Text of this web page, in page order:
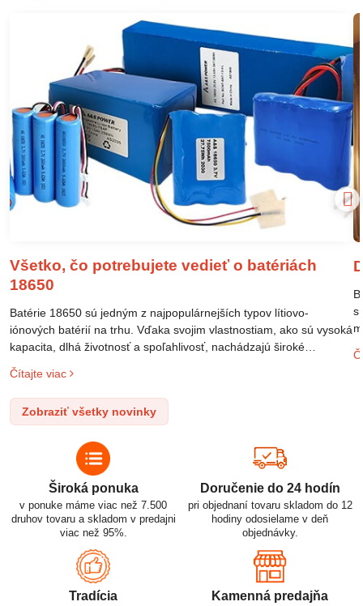
Všetko, čo potrebujete vedieť o batériách
18650
Batérie 18650 sú jedným z najpopulárnejších typov lítiovo-
iónových batérií na trhu. Vďaka svojim vlastnostiam, ako sú vysoká
kapacita, dlhá životnosť a spoľahlivosť, nachádzajú široké
po elektrické vozidlá. Pochopenie ich delenia, označovania a
správneho používania je kľúčom k ich efektívnemu a bezpečnému
využitiu.
Čítajte viac
Zobraziť všetky novinky
Široká ponuka
v ponuke máme viac než 7.500
druhov tovaru a skladom v predajni
viac než 95%.
Doručenie do 24 hodín
pri objednaní tovaru skladom do 12
hodiny odosielame v deň
objednávky.
Tradícia Kamenná predajňa